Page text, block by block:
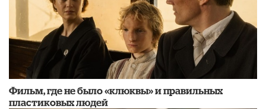
Фильм, где не было «клюквы» и правильных
пластиковых людей